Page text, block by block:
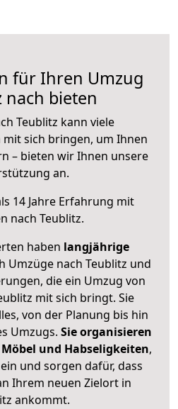
für Ihren Umzug
nach bieten
Teublitz kann viele
sich bringen, um Ihnen
– bieten wir Ihnen unsere
an.
14 Jahre Erfahrung mit
nach Teublitz.
haben langjährige
Umzüge nach Teublitz und
die ein Umzug von
mit sich bringt. Sie
von der Planung bis hin
Umzugs. Sie organisieren
und Habseligkeiten,
und sorgen dafür, dass
Ihrem neuen Zielort in
ankommt.